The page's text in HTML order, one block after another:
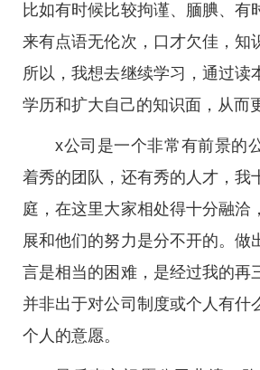
比如有时候比较拘谨、腼腆、有
来有点语无伦次，口才欠佳，知
所以，我想去继续学习，通过读
学历和扩大自己的知识面，从而
x公司是一个非常有前景的
着秀的团队，还有秀的人才，我
庭，在这里大家相处得十分融洽
展和他们的努力是分不开的。做
言是相当的困难，是经过我的再
并非出于对公司制度或个人有什
个人的意愿。